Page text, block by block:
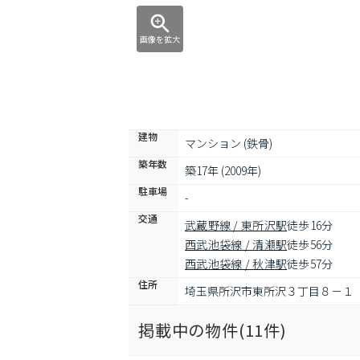
画像を拡大
建物 マンション (鉄骨)
築年数 築17年 (2009年)
駐車場 -
交通 武蔵野線 / 東所沢駅徒歩16分
西武池袋線 / 清瀬駅徒歩56分
西武池袋線 / 秋津駅徒歩57分
住所 埼玉県所沢市東所沢３丁目８－１
掲載中の物件(11件)